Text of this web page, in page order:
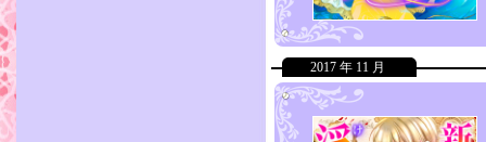
2017 年 11 月